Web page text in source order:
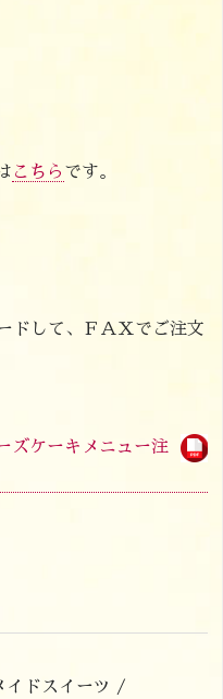
こちら です。
ドして、ＦＡＸでご注文
ズケーキメニュー注
イドスイーツ /